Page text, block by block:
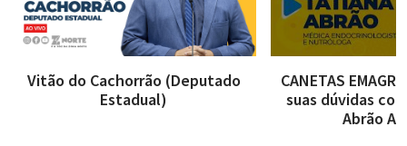
Vitão do Cachorrão (Deputado
Estadual)
CANETAS
suas dúvidas
Abrão